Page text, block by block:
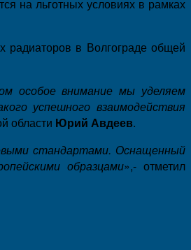
на льготных условиях в рамках
радиаторов в Волгограде общей
особое внимание мы уделяем
успешного взаимодействия
области Юрий Авдеев.
стандартами. Оснащенный
образцами»,- отметил